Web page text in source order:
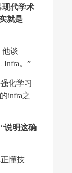
现代学术
就是
他谈
Infra。”
化学习
infra之
说明这确
懂技